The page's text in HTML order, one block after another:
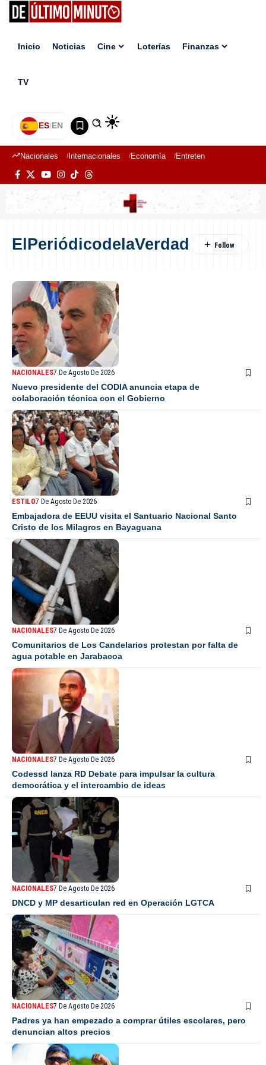
Inicio Noticias Cine Loterías Finanzas
TV
ES|EN
Nacionales Internacionales Economía Entretenimiento
ElPeriódicodelaVerdad
NACIONALES7 De Agosto De 2026
Nuevo presidente del CODIA anuncia etapa de
colaboración técnica con el Gobierno
ESTILO7 De Agosto De 2026
Embajadora de EEUU visita el Santuario Nacional Santo
Cristo de los Milagros en Bayaguana
NACIONALES7 De Agosto De 2026
Comunitarios de Los Candelarios protestan por falta de
agua potable en Jarabacoa
NACIONALES7 De Agosto De 2026
Codessd lanza RD Debate para impulsar la cultura
democrática y el intercambio de ideas
NACIONALES7 De Agosto De 2026
DNCD y MP desarticulan red en Operación LGTCA
NACIONALES7 De Agosto De 2026
Padres ya han empezado a comprar útiles escolares, pero
denuncian altos precios